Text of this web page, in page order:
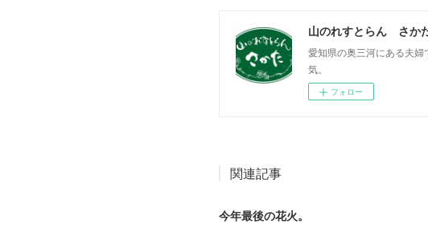
山のれすとらん さか
愛知県の奥三河にある夫
気。
フォロー
関連記事
今年最後の花火。